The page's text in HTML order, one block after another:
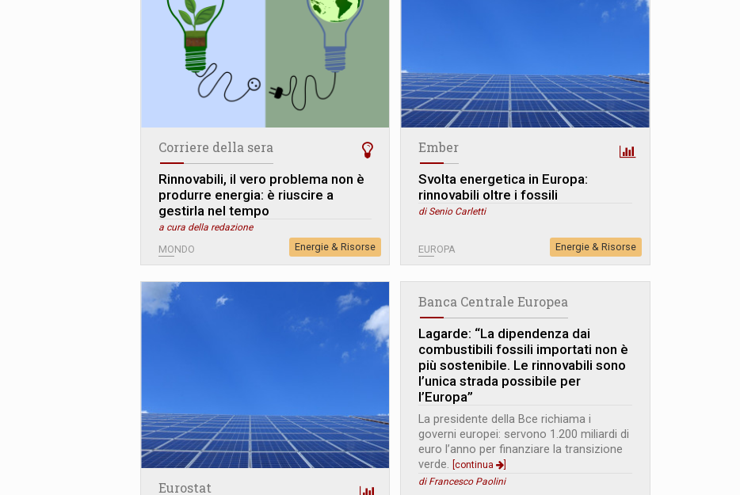
Corriere della sera
Rinnovabili, il vero problema non è
produrre energia: è riuscire a
gestirla nel tempo
a cura della redazione
MONDO Energie & Risorse
Ember
Svolta energetica in Europa:
rinnovabili oltre i fossili
di Senio Carletti
EUROPA Energie & Risorse
Eurostat
Banca Centrale Europea
Lagarde: “La dipendenza dai
combustibili fossili importati non è
più sostenibile. Le rinnovabili sono
l’unica strada possibile per
l’Europa”
La presidente della Bce richiama i
governi europei: servono 1.200 miliardi di
euro l’anno per finanziare la transizione
verde. [continua
di Francesco Paolini